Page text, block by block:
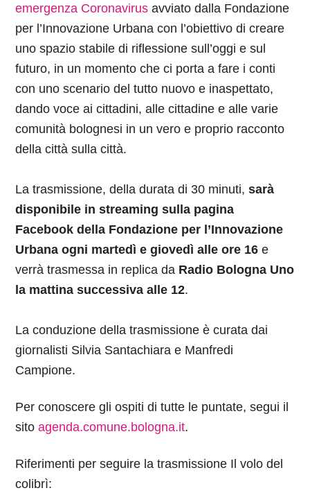
emergenza Coronavirus avviato dalla Fondazione
per l’Innovazione Urbana con l’obiettivo di creare
uno spazio stabile di riflessione sull’oggi e sul
futuro, in un momento che ci porta a fare i conti
con uno scenario del tutto nuovo e inaspettato,
dando voce ai cittadini, alle cittadine e alle varie
comunità bolognesi in un vero e proprio racconto
della città sulla città.
La trasmissione, della durata di 30 minuti,sarà
disponibile in streaming sulla pagina
Facebook della Fondazione per l’Innovazione
Urbana ogni martedì e giovedì alle ore 16 e
verrà trasmessa in replica da Radio Bologna Uno
la mattina successiva alle 12.
La conduzione della trasmissione è curata dai
giornalisti Silvia Santachiara e Manfredi
Campione.
Per conoscere gli ospiti di tutte le puntate, segui il
sitoagenda.comune.bologna.it.
Riferimenti per seguire la trasmissione Il volo del
colibrì: